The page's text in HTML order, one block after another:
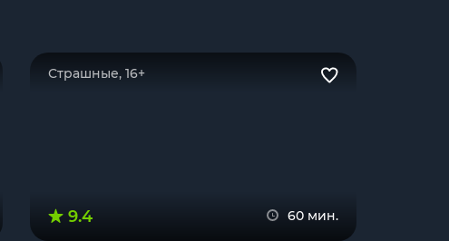
Страшные, 16+
9.4 60 мин.